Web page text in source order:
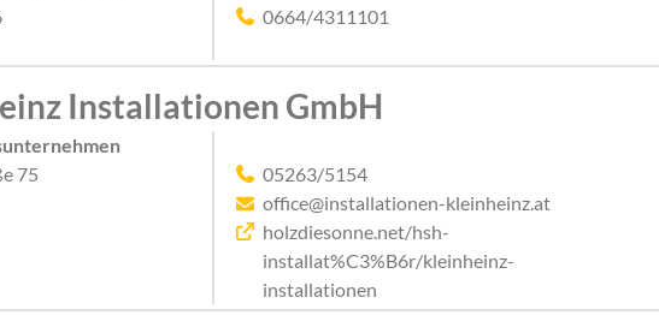
0664/4311101
Installationen GmbH
75
05263/5154
office@installationen-kleinheinz.at
holzdiesonne.net/hsh-
installat%C3%B6r/kleinheinz-
installationen